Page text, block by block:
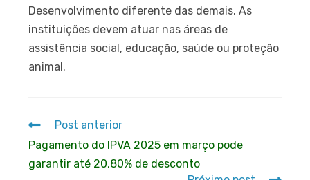
Desenvolvimento diferente das demais. As
instituições devem atuar nas áreas de
assistência social, educação, saúde ou proteção
animal.
Post anterior
Pagamento do IPVA 2025 em março pode
garantir até 20,80% de desconto